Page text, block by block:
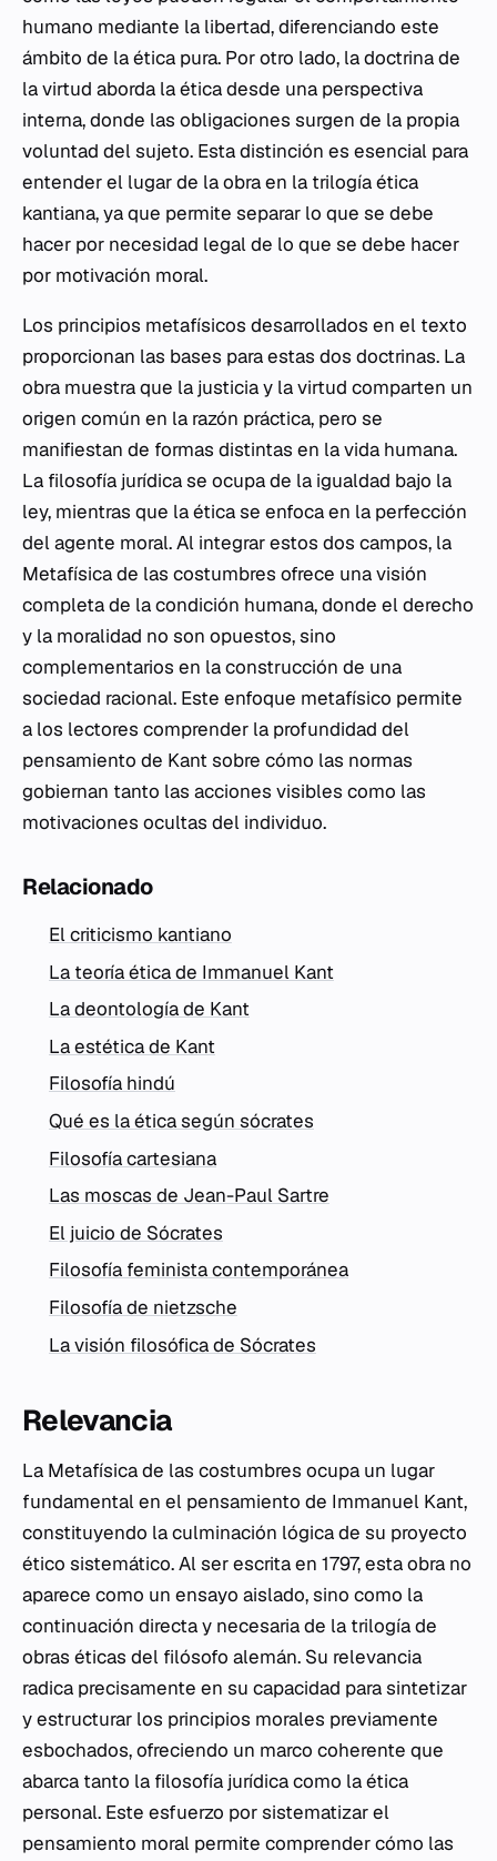
humano mediante la libertad, diferenciando este
ámbito de la ética pura. Por otro lado, la doctrina de
la virtud aborda la ética desde una perspectiva
interna, donde las obligaciones surgen de la propia
voluntad del sujeto. Esta distinción es esencial para
entender el lugar de la obra en la trilogía ética
kantiana, ya que permite separar lo que se debe
hacer por necesidad legal de lo que se debe hacer
por motivación moral.
Los principios metafísicos desarrollados en el texto
proporcionan las bases para estas dos doctrinas. La
obra muestra que la justicia y la virtud comparten un
origen común en la razón práctica, pero se
manifiestan de formas distintas en la vida humana.
La filosofía jurídica se ocupa de la igualdad bajo la
ley, mientras que la ética se enfoca en la perfección
del agente moral. Al integrar estos dos campos, la
Metafísica de las costumbres ofrece una visión
completa de la condición humana, donde el derecho
y la moralidad no son opuestos, sino
complementarios en la construcción de una
sociedad racional. Este enfoque metafísico permite
a los lectores comprender la profundidad del
pensamiento de Kant sobre cómo las normas
gobiernan tanto las acciones visibles como las
motivaciones ocultas del individuo.
Relacionado
El criticismo kantiano
La teoría ética de Immanuel Kant
La deontología de Kant
La estética de Kant
Filosofía hindú
Qué es la ética según sócrates
Filosofía cartesiana
Las moscas de Jean-Paul Sartre
El juicio de Sócrates
Filosofía feminista contemporánea
Filosofía de nietzsche
La visión filosófica de Sócrates
Relevancia
La Metafísica de las costumbres ocupa un lugar
fundamental en el pensamiento de Immanuel Kant,
constituyendo la culminación lógica de su proyecto
ético sistemático. Al ser escrita en 1797, esta obra no
aparece como un ensayo aislado, sino como la
continuación directa y necesaria de la trilogía de
obras éticas del filósofo alemán. Su relevancia
radica precisamente en su capacidad para sintetizar
y estructurar los principios morales previamente
esbochados, ofreciendo un marco coherente que
abarca tanto la filosofía jurídica como la ética
personal. Este esfuerzo por sistematizar el
pensamiento moral permite comprender cómo las